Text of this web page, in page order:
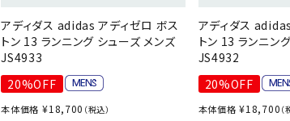
ソックス
スイム
その他
マリン
NEUT
ORKS
New
NIKE
アディダス adidas アディゼロ ボス
トン 13 ランニング シューズ メンズ
JS4933
20%OFF
本体価格 ¥18,700 （税込）
アディダス
トン 13 ランニン
JS4932
20%OFF
本体価格 ¥18,700 （